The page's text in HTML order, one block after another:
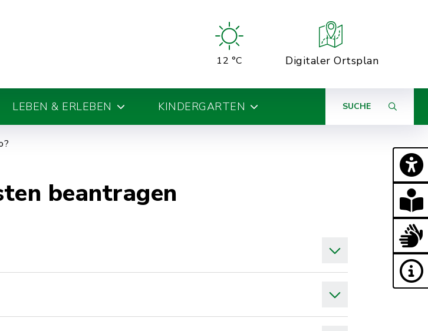
12 °C Digitaler Ortsplan
LEBEN & ERLEBEN KINDERGARTEN SUCHE
beantragen